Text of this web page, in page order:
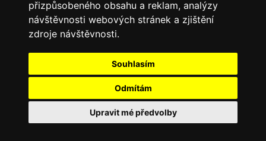
přizpůsobeného obsahu a reklam, analýzy
návštěvnosti webových stránek a zjištění
zdroje návštěvnosti.
Souhlasím
Odmítám
Upravit mé předvolby